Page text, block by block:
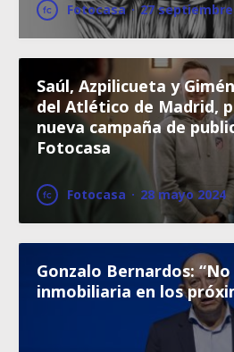
Fotocasa · 27 septiembre
Saúl, Azpilicueta y
del Atlético de Madrid,
nueva campaña de
Fotocasa
Fotocasa · 28 mayo 2024
Gonzalo Bernardos:
inmobiliaria en los